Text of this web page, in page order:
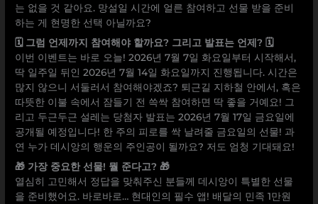
는 없을 것 같아요. 망설일 시간에 얼른 참여하고 선물 받을 준비
하는 게 현명한 선택 아닐까요?
🗓️ 그럼 언제까지 참여해야 할까요? 그리고 발표는 언제? 🗓️
이번 이벤트는 바로 오늘! 2026년 7월 7일 화요일부터 시작해서,
딱 일주일 뒤인 2026년 7월 14일 화요일까지 진행됩니다. 시간은
많지 않으니 서둘러서 참여해야겠죠? 퇴근길 지하철 안에서, 혹은
따뜻한 이불 속에서 잠들기 전 쓱싹 참여하면 딱 좋을 거예요! 그
리고 두근두근 설레는 당첨자 발표는 2026년 7월 17일 금요일에
공개될 예정입니다! 한 주의 피로를 싹 날려줄 금요일의 선물! 과
연 누가 데시앙의 행운의 주인공이 될까요? 저도 엄청 기대돼요!
🎁 가장 중요한 선물! 뭘 준다고? 🎁
열심히 고민해서 정답을 맞춰주신 분들께 데시앙이 특별한 선물
을 준비했어요. 바로바로… 현대인의 필수 앱! 배달의 민족 1만원